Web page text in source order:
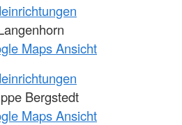
Maps Ansicht
Bergstedt
Maps Ansicht